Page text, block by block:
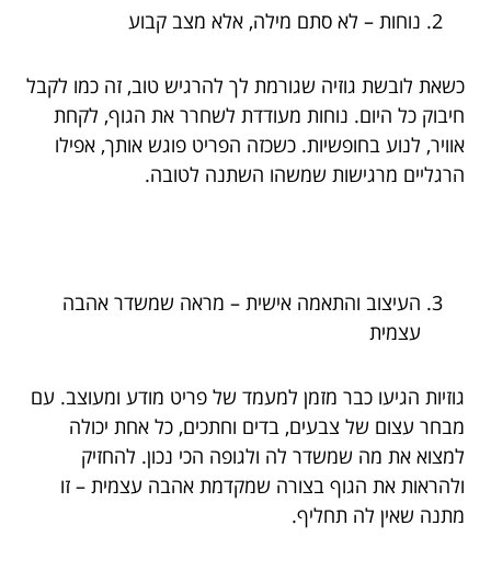
נוחות – לא סתם מילה, אלא מצב קבוע
כשאת לובשת גוזיה שגורמת לך להרגיש טוב, זה כמו לקבל
חיבוק כל היום. נוחות מעודדת לשחרר את הגוף, לקחת
אוויר, לנוע בחופשיות. כשכזה הפריט פוגש אותך, אפילו
הרגליים מרגישות שמשהו השתנה לטובה.
העיצוב והתאמה אישית – מראה שמשדר אהבה
עצמית
גוזיות הגיעו כבר מזמן למעמד של פריט מודע ומעוצב. עם
מבחר עצום של צבעים, בדים וחתכים, כל אחת יכולה
למצוא את מה שמשדר לה ולגופה הכי נכון. להחזיק
ולהראות את הגוף בצורה שמקדמת אהבה עצמית – זו
מתנה שאין לה תחליף.